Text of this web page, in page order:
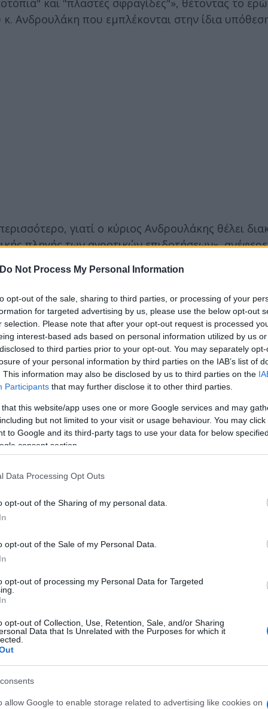
Do Not Process My Personal Information
opt-out of the sale, sharing to third parties, or processing of your
for targeted advertising by us, please use the below opt-out
selection. Please note that after your opt-out request is processed
interest-based ads based on personal information utilized by us
to third parties prior to your opt-out. You may separately
of your personal information by third parties on the IAB’s list of
This information may also be disclosed by us to third parties on the
Participants that may further disclose it to other third parties.
that this website/app uses one or more Google services and may
but not limited to your visit or usage behaviour. You may
to Google and its third-party tags to use your data for below
consent section.
Data Processing Opt Outs
opt-out of the Sharing of my personal data.
opt-out of the Sale of my Personal Data.
opt-out of processing my Personal Data for Targeted
opt-out of Collection, Use, Retention, Sale, and/or Sharing
Data that Is Unrelated with the Purposes for which it
allow Google to enable storage related to advertising like cookies on
και "πλαστές σφραγίδες"», θέτοντας το
Ανδρουλάκη που εμπλέκονται στην ίδια
γιατί ο κύριος Ανδρουλάκης θέλει
πληγής των αγροτικών επιδοτήσεων», ανέφερε
κομματικές παρωπίδες έρευνα που θα δώσει
Σδούκου
ακόμα στενοί συνεργάτες του Προέδρου του
«πλαστές σφραγίδες».
Ανδρουλάκη που σχετίζονται με τη
γιατί ο κύριος Ανδρουλάκης θέλει
πληγής των αγροτικών επιδοτήσεων.
θα δώσει ουσιαστικές απαντήσεις.»
Flash.grστην αναζήτηση τηςGoogle